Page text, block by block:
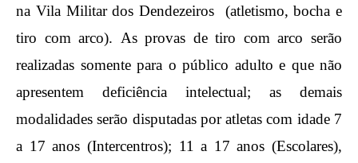
na Vila Militar dos Dendezeiros (atletismo, bocha e
tiro com arco). As provas de tiro com arco serão
realizadas somente para o público adulto e que não
apresentem deficiência intelectual; as demais
modalidades serão disputadas por atletas com idade 7
a 17 anos (Intercentros); 11 a 17 anos (Escolares),